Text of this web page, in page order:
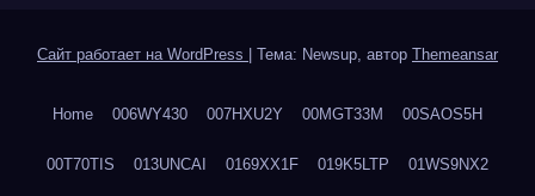
Сайт работает на WordPress Тема: Newsup, автор Themeansar
Home 006WY430 007HXU2Y 00MGT33M 00SAOS5H
00T70TIS 013UNCAI 0169XX1F 019K5LTP 01WS9NX2